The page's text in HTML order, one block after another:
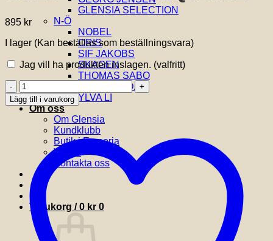
GLENSIA SELECTION
N-Ö
NOBEL
ORIS
SIF JAKOBS
SKAGEN
THOMAS SABO
VIDAL & VIDAL
YLVA LI
Om oss
Om Glensia
Kundklubb
Butik i Emporia
Villkor
Kontakta oss
Varukorg /0 kr 0
895 kr
I lager (Kan beställas som beställningsvara)
Jag vill ha produkten inslagen. (valfritt)
CAROLINE
SVEDBOM
-
DROP
NECKLACE
GOLD
LIGHT
TURQUOISE
mängd
Lägg till i varukorg